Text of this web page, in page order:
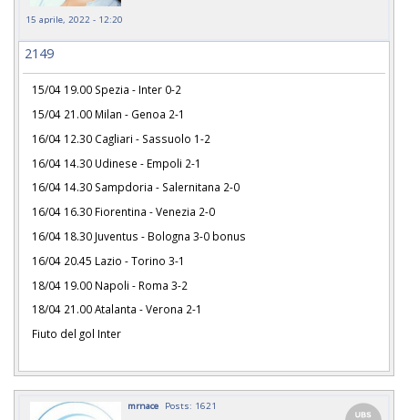
15 aprile, 2022 - 12:20
2149
15/04 19.00 Spezia - Inter 0-2
15/04 21.00 Milan - Genoa 2-1
16/04 12.30 Cagliari - Sassuolo 1-2
16/04 14.30 Udinese - Empoli 2-1
16/04 14.30 Sampdoria - Salernitana 2-0
16/04 16.30 Fiorentina - Venezia 2-0
16/04 18.30 Juventus - Bologna 3-0 bonus
16/04 20.45 Lazio - Torino 3-1
18/04 19.00 Napoli - Roma 3-2
18/04 21.00 Atalanta - Verona 2-1
Fiuto del gol Inter
mrnace Posts: 1621